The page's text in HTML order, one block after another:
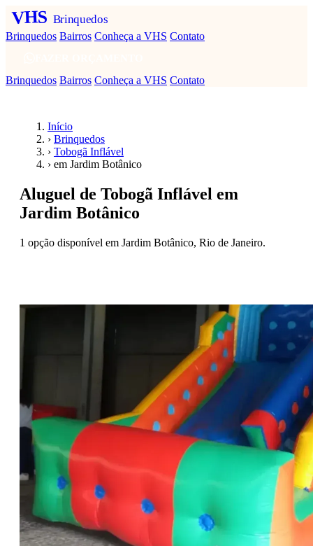
VHS Brinquedos
Brinquedos Bairros Conheça a VHS Contato
Brinquedos Bairros Conheça a VHS Contato
Início
› Brinquedos
› Tobogã Inflável
› em Jardim Botânico
Aluguel de Tobogã Inflável em
Jardim Botânico
1 opção disponível em Jardim Botânico, Rio de Janeiro.